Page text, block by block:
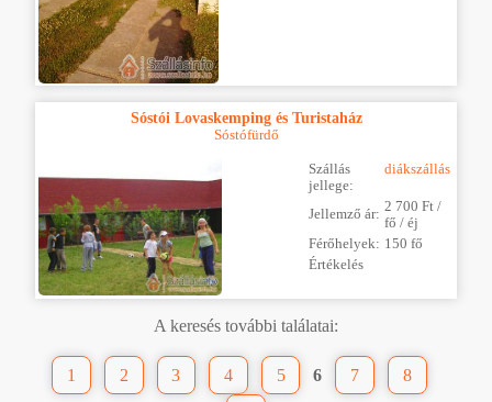
Sóstói Lovaskemping és Turistaház
Sóstófürdő
Szállás
jellege:
diákszállás
Jellemző ár: 2 700 Ft /
fő / éj
Férőhelyek: 150 fő
Értékelés
A keresés további találatai:
1 2 3 4 5 6 7 8